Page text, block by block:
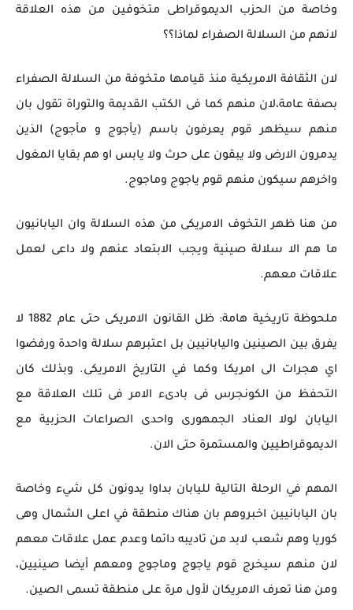
وخاصة من الحزب الديموقراطى متخوفين من هذه العلاقة
لانهم من السلالة الصفراء لماذا؟؟
لان الثقافة الامريكية منذ قيامها متخوفة من السلالة الصفراء
بصفة عامة،لان منهم كما فى الكتب القديمة والتوراة تقول بان
منهم سيظهر قوم يعرفون باسم (يأجوج و مأجوج) الذين
يدمرون الارض ولا يبقون على حرث ولا يابس او هم بقايا المغول
واخرهم سيكون منهم قوم ياجوج وماجوج.
من هنا ظهر التخوف الامريكى من هذه السلالة وان اليابانيون
ما هم الا سلالة صينية ويجب الابتعاد عنهم ولا داعى لعمل
علاقات معهم.
ملحوظة تاريخية هامة: ظل القانون الامريكى حتى عام 1882 لا
يفرق بين الصينين واليابانيين بل اعتبرهم سلالة واحدة ورفضوا
اي هجرات الى امريكا وكما في التاريخ الامريكى. وبذلك كان
التحفظ من الكونجرس فى بادىء الامر فى تلك العلاقة مع
اليابان لولا العناد الجمهورى واحدى الصراعات الحزبية مع
الديموقراطيين والمستمرة حتى الان.
المهم في الرحلة التالية لليابان بداوا يدونون كل شيء وخاصة
بان اليابانيين اخبروهم بان هناك منطقة في اعلى الشمال وهى
كوريا وهم شعب لابد من تاديبه دائما وعدم عمل علاقات معهم
لان منهم سيخرج قوم ياجوج وماجوج ومعهم أيضا صينيين،
ومن هنا تعرف الامريكان لأول مرة على منطقة تسمى الصين.